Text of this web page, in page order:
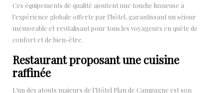
Ces équipements de qualité ajoutent une touche luxueuse à
l’expérience globale offerte par l’hôtel, garantissant un séjour
mémorable et revitalisant pour tous les voyageurs en quête de
confort et de bien-être.
Restaurant proposant une cuisine
raffinée
L’un des atouts majeurs de l’Hôtel Plan de Campagne est son